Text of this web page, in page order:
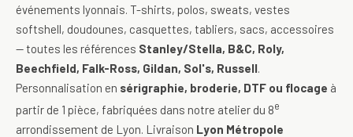
événements lyonnais. T-shirts, polos, sweats, vestes
softshell, doudounes, casquettes, tabliers, sacs, accessoires
— toutes les références Stanley/Stella, B&C, Roly,
Beechfield, Falk-Ross, Gildan, Sol's, Russell.
Personnalisation en sérigraphie, broderie, DTF ou flocage à
partir de 1 pièce, fabriquées dans notre atelier du 8e
arrondissement de Lyon. Livraison Lyon Métropole